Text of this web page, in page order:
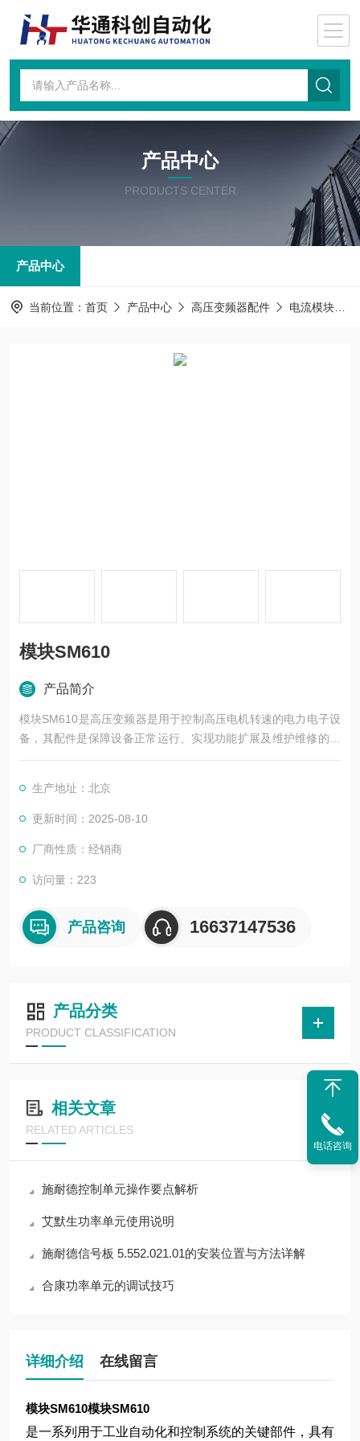
产品中心
PRODUCTS CENTER
产品中心
当前位置： 首页 产品中心 高压变频器配件 电流模块
模块SM610
产品简介
模块SM610是高压变频器是用于控制高压电机转速的电力电子设
备，其配件是保障设备正常运行、实现功能扩展及维护维修的重
要组成部分。这些配件种类繁多，涵盖了功率变换、控制、冷
生产地址：北京
更新时间：2025-08-10
厂商性质：经销商
访问量：223
产品咨询 16637147536
产品分类
PRODUCT CLASSIFICATION
相关文章
RELATED ARTICLES
施耐德控制单元操作要点解析
艾默生功率单元使用说明
施耐德信号板 5.552.021.01的安装位置与方法详解
合康功率单元的调试技巧
详细介绍 在线留言
模块SM610模块SM610
是一系列用于工业自动化和控制系统的关键部件，具有
电话咨询